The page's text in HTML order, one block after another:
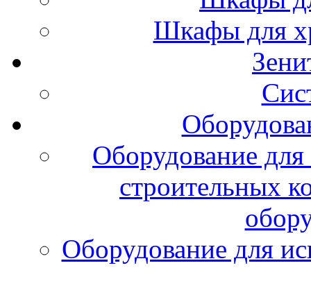
Шкафы для
Оборудование
строительных
Оборудование для